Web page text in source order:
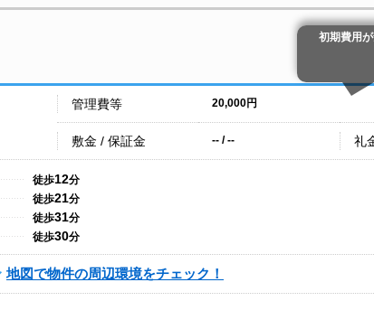
初期費用
管理費等 20,000円
敷金 / 保証金 -- / -- 礼
徒歩12分
徒歩21分
徒歩31分
徒歩30分
地図で物件の周辺環境をチェック！